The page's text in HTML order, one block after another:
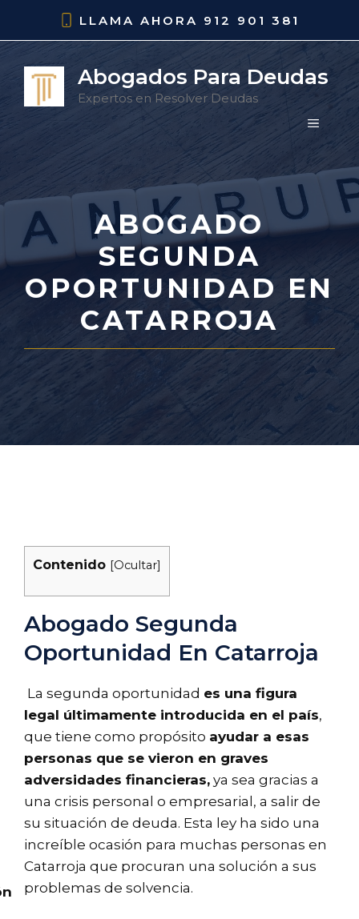
LLAMA AHORA 912 901 381
Abogados Para Deudas
Expertos en Resolver Deudas
MENÚ
ABOGADO
SEGUNDA
OPORTUNIDAD EN
CATARROJA
Contenido [Ocultar]
Abogado Segunda
Oportunidad En Catarroja
La segunda oportunidad es una figura
legal últimamente introducida en el país,
que tiene como propósito ayudar a esas
personas que se vieron en graves
adversidades financieras, ya sea gracias a
una crisis personal o empresarial, a salir de
su situación de deuda. Esta ley ha sido una
increíble ocasión para muchas personas en
Catarroja que procuran una solución a sus
problemas de solvencia.